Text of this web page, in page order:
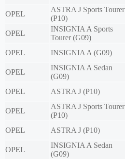
OPEL
ASTRA J Sports Tourer
(P10)
OPEL
INSIGNIA A Sports
Tourer (G09)
OPEL
INSIGNIA A (G09)
OPEL
INSIGNIA A Sedan
(G09)
OPEL
ASTRA J (P10)
OPEL
ASTRA J Sports Tourer
(P10)
OPEL
ASTRA J (P10)
OPEL
INSIGNIA A Sedan
(G09)